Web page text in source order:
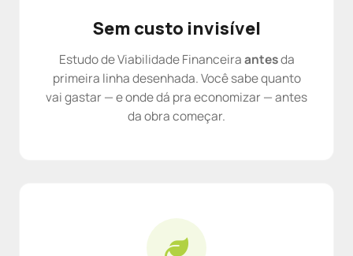
Sem custo invisível
Estudo de Viabilidade Financeiraantesda
primeira linha desenhada. Você sabe quanto
vai gastar — e onde dá pra economizar — antes
da obra começar.